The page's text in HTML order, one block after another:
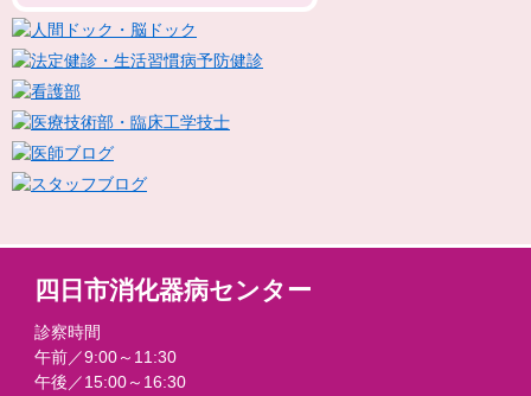
四日市消化器病センター
診察時間
午前／9:00～11:30
午後／15:00～16:30